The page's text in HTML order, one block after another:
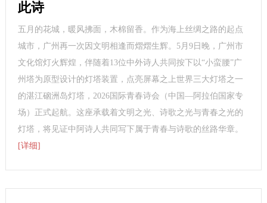
此诗
五月的花城，暖风拂面，木棉留香。作为海上丝绸之路的起点
城市，广州再一次因文明相逢而熠熠生辉。5月9日晚，广州市
文化馆灯火辉煌，伴随着13位中外诗人共同按下以“小蛮腰”广
州塔为原型设计的灯塔装置，点亮屏幕之上世界三大灯塔之一
的湛江硇洲岛灯塔，2026国际青春诗会（中国—阿拉伯国家专
场）正式起航。这座承载着文明之光、诗歌之光与青春之光的
灯塔，将见证中阿诗人共同写下属于青春与诗歌的丝路华章。
[详细]